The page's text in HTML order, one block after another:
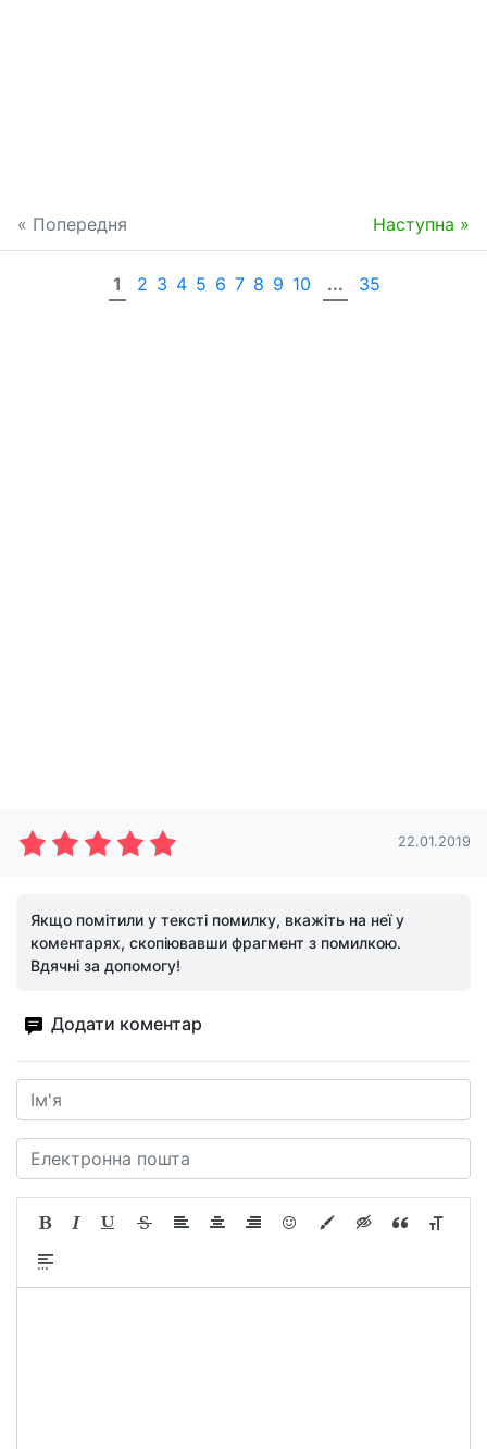
« Попередня Наступна »
1 2 3 4 5 6 7 8 9 10 ... 35
22.01.2019
Якщо помітили у тексті помилку, вкажіть на неї у
коментарях, скопіювавши фрагмент з помилкою.
Вдячні за допомогу!
Додати коментар